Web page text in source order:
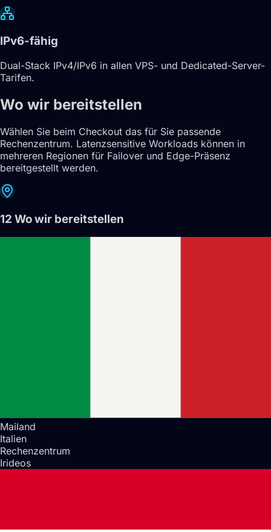
IPv6-fähig
Dual-Stack IPv4/IPv6 in allen VPS- und Dedicated-Server-
Tarifen.
Wo wir bereitstellen
Wählen Sie beim Checkout das für Sie passende
Rechenzentrum. Latenzsensitive Workloads können in
mehreren Regionen für Failover und Edge-Präsenz
bereitgestellt werden.
12 Wo wir bereitstellen
Mailand
Italien
Rechenzentrum
Irideos